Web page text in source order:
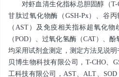
对虾血清生化指标总胆固醇（
甘肽过氧化物酶（GSH-Px）、谷
（AST）及免疫相关指标超氧化
（POD）、过氧化氢酶（CAT）、
均采用试剂盒测定，测定方法见说
贝博生物科技有限公司，T-CHO、
工科技有限公司，AST、ALT、